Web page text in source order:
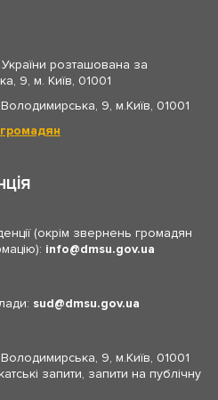
розташована за
9, м. Київ, 01001
9, м.Київ, 01001
(окрім звернень громадян
info dmsu.gov.ua
sud dmsu.gov.ua
9, м.Київ, 01001
запити, запити на публічну